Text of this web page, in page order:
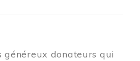
généreux donateurs qui